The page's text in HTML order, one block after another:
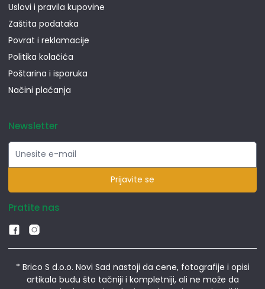
Uslovi i pravila kupovine
Zaštita podataka
Povrat i reklamacije
Politika kolačića
Poštarina i isporuka
Načini plaćanja
Newsletter
Prijavite se
Pratite nas
* Brico S d.o.o. Novi Sad nastoji da cene, fotografije i opisi
artikala budu što tačniji i kompletniji, ali ne može da